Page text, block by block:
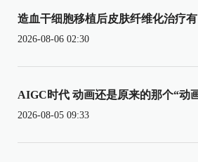
造血干细胞移植后皮肤纤维化治疗
2026-08-06 02:30
AIGC时代 动画还是原来的那个“动
2026-08-05 09:33